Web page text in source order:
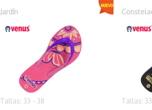
Jardín
Tallas: 33 - 38 Tallas: